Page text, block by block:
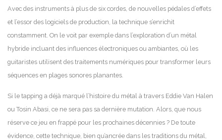
Avec des instruments à plus de six cordes, de nouvelles pédales d’effets
et l’essor des logiciels de production, la technique s’enrichit
constamment. On le voit par exemple dans l’exploration d’un métal
hybride incluant des influences électroniques ou ambiantes, où les
guitaristes utilisent des traitements numériques pour transformer leurs
séquences en plages sonores planantes.
Si le tapping a déjà marqué l’histoire du métal à travers Eddie Van Halen
ou Tosin Abasi, ce ne sera pas sa dernière mutation. Alors, que nous
réserve ce jeu en frappé pour les prochaines décennies ? De toute
évidence, cette technique, bien qu’ancrée dans les traditions du métal,